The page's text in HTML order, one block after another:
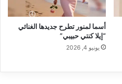
أسما لمنور تطرح جديدها الغنائي
“إيلا كنتي حبيبي”
يونيو 4, 2026